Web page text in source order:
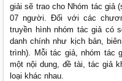
giải sẽ trao cho Nhóm tác giả
07 người. Đối với các
truyền hình nhóm tác giả có
danh chính như kịch bản,
trình). Mỗi tác giả, nhóm tác
một nội dung, đề tài, tác giả
loại khác nhau.